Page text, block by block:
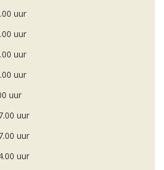
uur
uur
uur
uur
uur
uur
uur
uur